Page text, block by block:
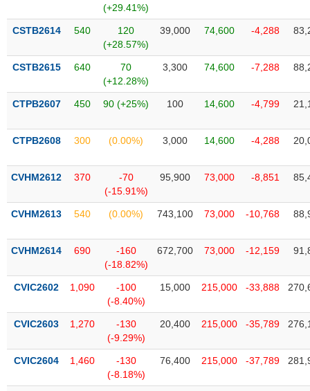
(+29.41%)
CSTB2614 540
120
(+28.57%)
39,000 74,600 -4,288
CSTB2615 640
70
(+12.28%)
3,300 74,600 -7,288
CTPB2607 450 90 (+25%) 100 14,600 -4,799
CTPB2608 300 (0.00%) 3,000 14,600 -4,288
CVHM2612 370
-70
(-15.91%)
95,900 73,000 -8,851
CVHM2613 540 (0.00%) 743,100 73,000 -10,768
CVHM2614 690
-160
(-18.82%)
672,700 73,000 -12,159
CVIC2602 1,090
-100
(-8.40%)
15,000 215,000 -33,888
CVIC2603 1,270
-130
(-9.29%)
20,400 215,000 -35,789
CVIC2604 1,460
-130
(-8.18%)
76,400 215,000 -37,789
CÔNG
THÔNG
DỊCH
TRUYỀN
ÍCH